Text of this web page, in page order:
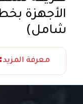
الأجهزة
شامل)
معرفة المزيد